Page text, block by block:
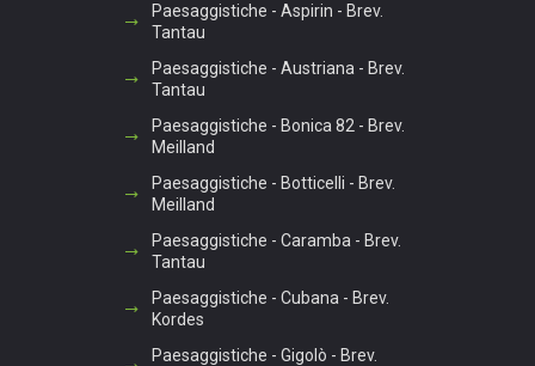
Paesaggistiche - Aspirin - Brev.
Tantau
Paesaggistiche - Austriana - Brev.
Tantau
Paesaggistiche - Bonica 82 - Brev.
Meilland
Paesaggistiche - Botticelli - Brev.
Meilland
Paesaggistiche - Caramba - Brev.
Tantau
Paesaggistiche - Cubana - Brev.
Kordes
Paesaggistiche - Gigolò - Brev.